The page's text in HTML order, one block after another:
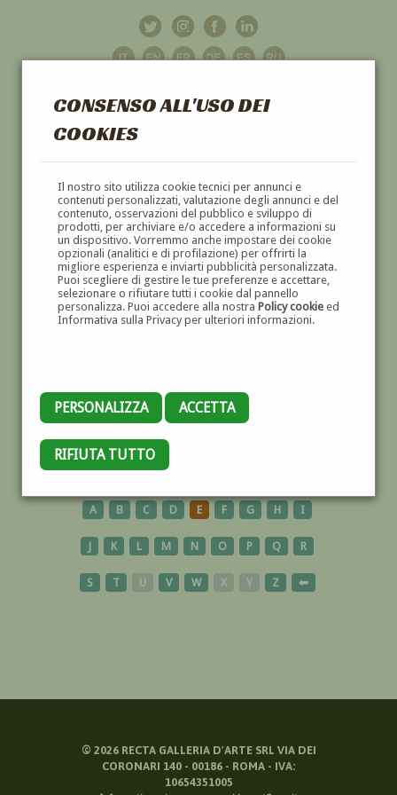
CONSENSO ALL'USO DEI
COOKIES
Il nostro sito utilizza cookie tecnici per annunci e
contenuti personalizzati, valutazione degli annunci e del
contenuto, osservazioni del pubblico e sviluppo di
prodotti, per archiviare e/o accedere a informazioni su
un dispositivo. Vorremmo anche impostare dei cookie
opzionali (analitici e di profilazione) per offrirti la
migliore esperienza e inviarti pubblicità personalizzata.
Puoi scegliere di gestire le tue preferenze e accettare,
selezionare o rifiutare tutti i cookie dal pannello
personalizza. Puoi accedere alla nostra Policy cookieed
Informativa sulla Privacy per ulteriori informazioni.
PERSONALIZZA ACCETTA
RIFIUTA TUTTO
GALLERIAD'ARTE
DIPINTI E SCULTURE '800 E '900
SPAZIALISMO
A B C D E F G H I
J K L M N O P Q R
S T U V W X Y Z ⬅
© 2026RECTA GALLERIA D'ARTE SRL VIA DEI
CORONARI 140 - 00186 - ROMA - IVA:
10654351005